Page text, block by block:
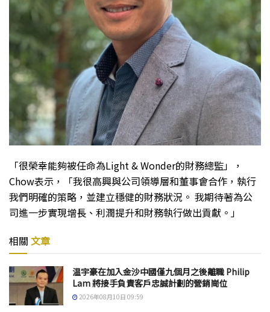
「很榮幸能夠被任命為Light & Wonder的財務總監」，
Chow表示，「我很高興與公司領導層和董事會合作，執行
我們明確的策略，並建立穩健的財務狀況。 我期待著為公
司進一步實現增長、利潤提升和財務執行做出貢獻。」
相關 文章
温宇豪在加入金沙中國僅九個月之後離職 Philip
Lam 將接手負責客戶忠誠計劃的營銷崗位
2026年08月10日 09:59